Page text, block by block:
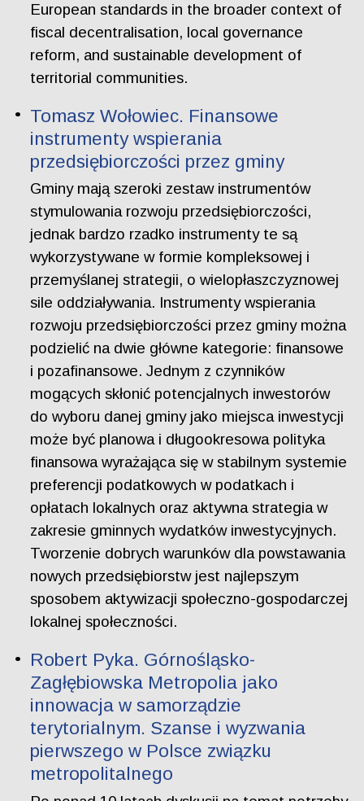
European standards in the broader context of
fiscal decentralisation, local governance
reform, and sustainable development of
territorial communities.
Tomasz Wołowiec. Finansowe
instrumenty wspierania
przedsiębiorczości przez gminy
Gminy mają szeroki zestaw instrumentów
stymulowania rozwoju przedsiębiorczości,
jednak bardzo rzadko instrumenty te są
wykorzystywane w formie kompleksowej i
przemyślanej strategii, o wielopłaszczyznowej
sile oddziaływania. Instrumenty wspierania
rozwoju przedsiębiorczości przez gminy można
podzielić na dwie główne kategorie: finansowe
i pozafinansowe. Jednym z czynników
mogących skłonić potencjalnych inwestorów
do wyboru danej gminy jako miejsca inwestycji
może być planowa i długookresowa polityka
finansowa wyrażająca się w stabilnym systemie
preferencji podatkowych w podatkach i
opłatach lokalnych oraz aktywna strategia w
zakresie gminnych wydatków inwestycyjnych.
Tworzenie dobrych warunków dla powstawania
nowych przedsiębiorstw jest najlepszym
sposobem aktywizacji społeczno-gospodarczej
lokalnej społeczności.
Robert Pyka. Górnośląsko-
Zagłębiowska Metropolia jako
innowacja w samorządzie
terytorialnym. Szanse i wyzwania
pierwszego w Polsce związku
metropolitalnego